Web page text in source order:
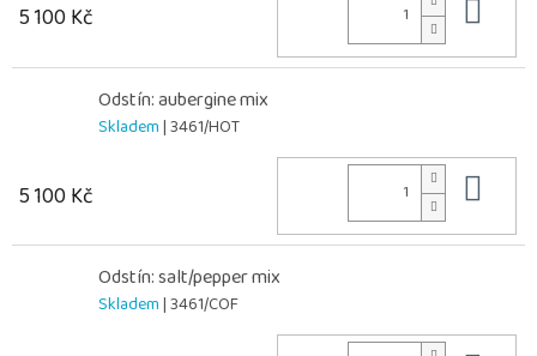
5 100 Kč
Odstín: aubergine mix
Skladem| 3461/HOT
5 100 Kč
Odstín: salt/pepper mix
Skladem| 3461/COF